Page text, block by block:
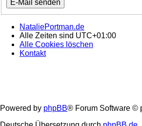
NataliePortman.de
Alle Zeiten sind UTC+01:00
Alle Cookies löschen
Kontakt
Powered by phpBB® Forum Software ©